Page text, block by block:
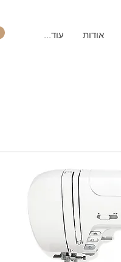
אודות עוד...